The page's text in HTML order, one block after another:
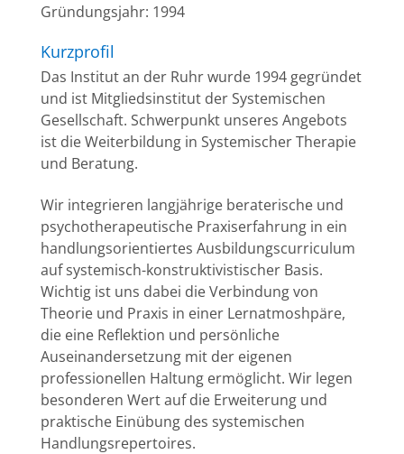
Gründungsjahr: 1994
Kurzprofil
Das Institut an der Ruhr wurde 1994 gegründet
und ist Mitgliedsinstitut der Systemischen
Gesellschaft. Schwerpunkt unseres Angebots
ist die Weiterbildung in Systemischer Therapie
und Beratung.
Wir integrieren langjährige beraterische und
psychotherapeutische Praxiserfahrung in ein
handlungsorientiertes Ausbildungscurriculum
auf systemisch-konstruktivistischer Basis.
Wichtig ist uns dabei die Verbindung von
Theorie und Praxis in einer Lernatmoshpäre,
die eine Reflektion und persönliche
Auseinandersetzung mit der eigenen
professionellen Haltung ermöglicht. Wir legen
besonderen Wert auf die Erweiterung und
praktische Einübung des systemischen
Handlungsrepertoires.